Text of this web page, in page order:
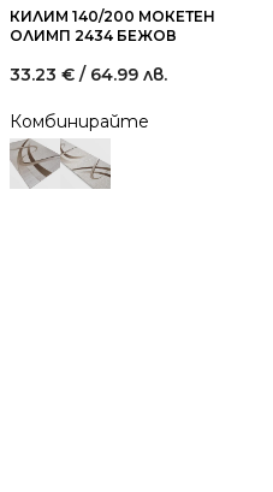
КИЛИМ 140/200 МОКЕТЕН
ОЛИМП 2434 БЕЖОВ
33.23 € / 64.99 лв.
Комбинирайте